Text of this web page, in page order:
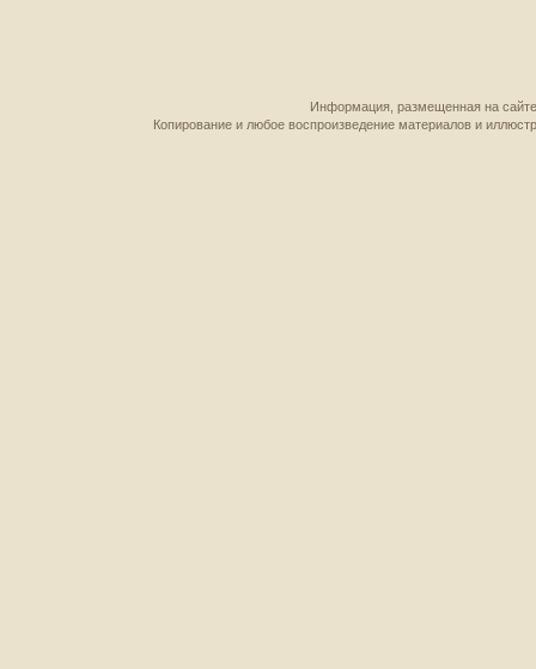
Информация, размещенная на
Копирование и любое воспроизведение материалов и